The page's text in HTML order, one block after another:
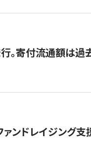
。寄付流通額は過
ァンドレイジング